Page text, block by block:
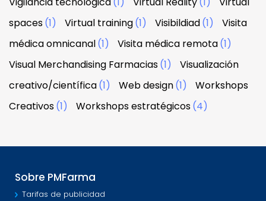
spaces(1) Virtual training(1) Visibildiad(1)
Visita
médica omnicanal(1) Visita médica remota(1)
Visual Merchandising Farmacias(1)
Visualización
creativo/científica(1) Web design(1)
Workshops
Creativos(1) Workshops estratégicos(4)
Sobre PMFarma
Tarifas de publicidad